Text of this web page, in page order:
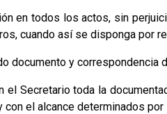
en todos los actos, sin
cuando así se disponga por
documento y correspondencia
el Secretario toda la
con el alcance determinados